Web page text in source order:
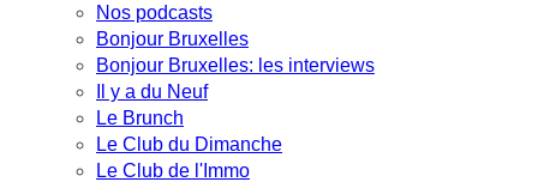
Nos podcasts
Bonjour Bruxelles
Bonjour Bruxelles: les interviews
Il y a du Neuf
Le Brunch
Le Club du Dimanche
Le Club de l'Immo